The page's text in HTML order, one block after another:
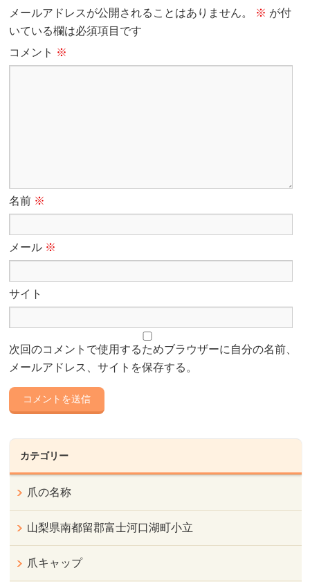
メールアドレスが公開されることはありません。 ※ が付
いている欄は必須項目です
コメント ※
名前 ※
メール ※
サイト
次回のコメントで使用するためブラウザーに自分の名前、
メールアドレス、サイトを保存する。
カテゴリー
爪の名称
山梨県南都留郡富士河口湖町小立
爪キャップ